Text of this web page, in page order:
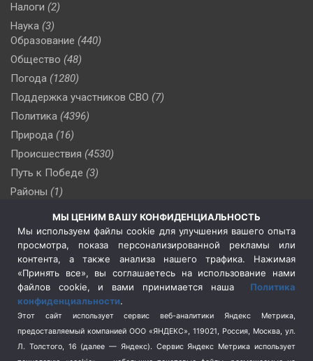
Налоги (2)
Наука (3)
Образование (440)
Общество (48)
Погода (1280)
Поддержка участников СВО (7)
Политика (4396)
Природа (16)
Происшествия (4530)
Путь к Победе (3)
Районы (1)
(510)
Сельское хозяйство (3)
Социальная политика
(3)
Спецоперация в Украине
Спецоперация на Украине
(404)
Спорт (740)
Терроризм (1)
МЫ ЦЕНИМ ВАШУ КОНФИДЕНЦИАЛЬНОСТЬ
Мы используем файлы cookie для улучшения вашего опыта
просмотра, показа персонализированной рекламы или
контента, а также анализа нашего трафика. Нажимая
«Принять все», вы соглашаетесь на использование нами
файлов cookie, и вами принимается наша Политика
конфиденциальности.
Этот сайт использует сервис веб-аналитики Яндекс Метрика,
предоставляемый компанией ООО «ЯНДЕКС», 119021, Россия, Москва, ул.
Л. Толстого, 16 (далее — Яндекс). Сервис Яндекс Метрика использует